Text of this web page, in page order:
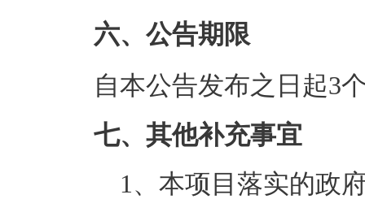
六、公告期限
自本公告发布之日起3
七、其他补充事宜
1、本项目落实的政